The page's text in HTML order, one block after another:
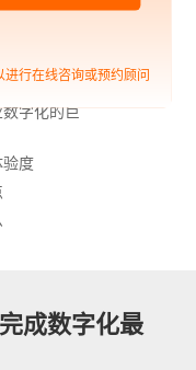
字化的巨
验度
成数字化最
进行在线咨询或预约顾问